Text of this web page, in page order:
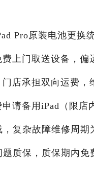
Pro原装电池更换
上门取送设备，偏
店承担双向运费，
请备用iPad（限店
复杂故障维修周期
质保，质保期内免